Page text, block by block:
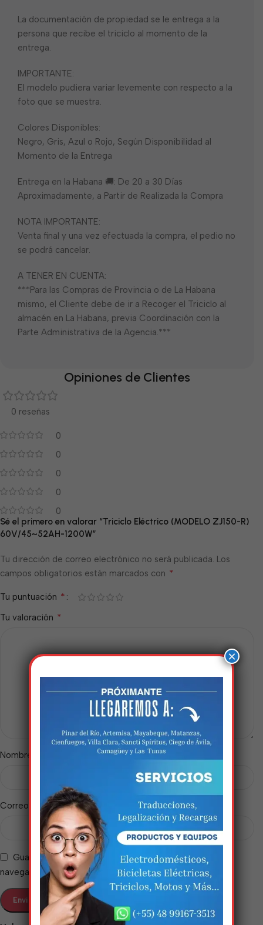
La documentación de propiedad se le entrega a la
persona que recibe el triciclo al momento de la
entrega.
IMPORTANTE:
El modelo pudiera variar levemente con respecto a la
foto que se muestra.
Colores Disponibles:
Negro, Gris, Azul o Rojo, Según Disponibilidad al
Momento de la Entrega
Entrega en la Habana 🚚: De 20 a 30 Días
Aproximadamente, a Partir de Realizada la Compra
NOTA IMPORTANTE:
Venta final y una vez efectuada la compra, el pedio no
se podrá cancelar.
A TENER EN CUENTA:
***Para las Compras de Provincia o de La Habana
mismo, el Cliente debe de ir a Recoger el Triciclo al
almacén en La Habana, previa Coordinación con la
Parte Administrativa de la Agencia.***
Opiniones de Clientes
0 reseñas
0
0
0
0
0
Sé el primero en valorar “Triciclo Eléctrico (MODELO ZJ150-R)
60V/45~52AH-1200W”
Tu dirección de correo electrónico no será publicada. Los
campos obligatorios están marcados con *
Tu puntuación *
Tu valoración *
Nombre
Correo electrónico*
Guarda mi nombre, correo electrónico y web en este
navegador para la próxima vez que comente.
×
Estamos trabalhando
nisso!
Em breve, esta página estará
disponível com novidades
incríveis. Agradecemos pela
paciência e compreensão.